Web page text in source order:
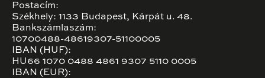
Postacím:
Székhely: 1133 Budapest, Kárpát u. 48.
Bankszámlaszám:
10700488-48619307-51100005
IBAN (HUF):
HU66 1070 0488 4861 9307 5110 0005
IBAN (EUR):